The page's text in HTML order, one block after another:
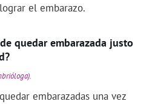
el embarazo.
quedar embarazada justo
.
embarazadas una vez